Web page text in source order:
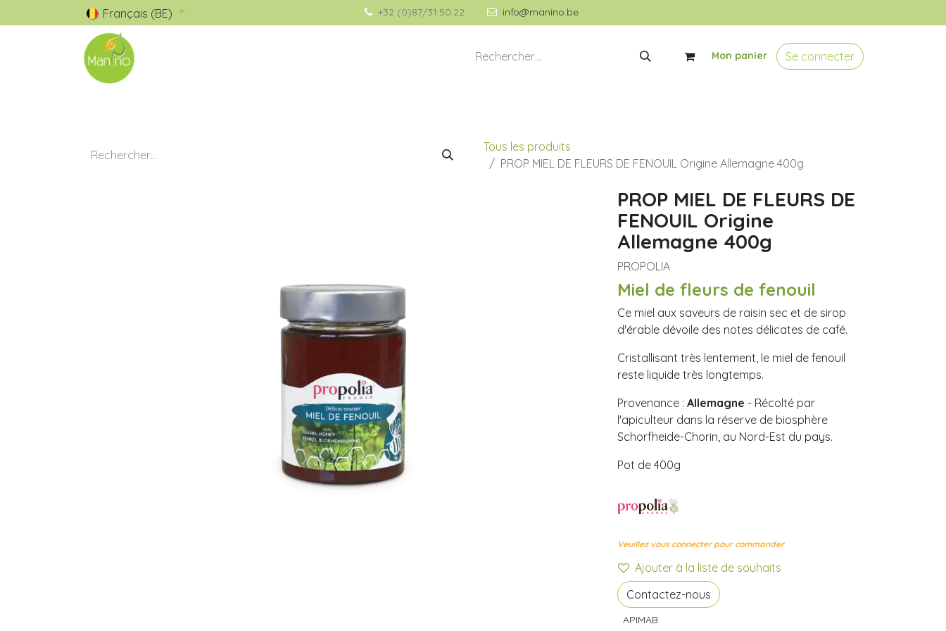
Français (BE) +32 (0)87/31.50.22 info@manino.be
Mon panier Se connecter
Tous les produits
PROP MIEL DE FLEURS DE FENOUIL Origine Allemagne 400g
PROP MIEL DE FLEURS DE
FENOUIL Origine
Allemagne 400g
PROPOLIA
Miel de fleurs de fenouil
Ce miel aux saveurs de raisin sec et de sirop
d'érable dévoile des notes délicates de café.
Cristallisant très lentement, le miel de fenouil
reste liquide très longtemps.
Provenance : Allemagne - Récolté par
l'apiculteur dans la réserve de biosphère
Schorfheide-Chorin, au Nord-Est du pays.
Pot de 400g
Veuillez vous connecter pour commander
Ajouter à la liste de souhaits
Contactez-nous
APIMAB